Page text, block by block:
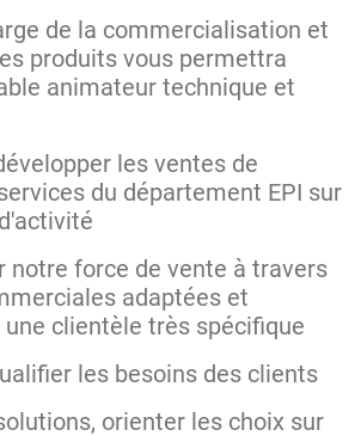
de la commercialisation et
produits vous permettra
animateur technique et
les ventes de
du département EPI sur
notre force de vente à travers
adaptées et
clientèle très spécifique
les besoins des clients
orienter les choix sur